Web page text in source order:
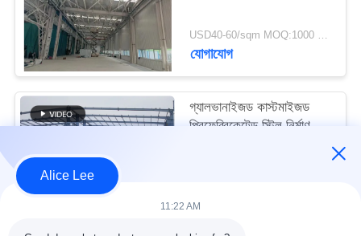
গোপনীয়তা
নীতি
USD40-60/sqm MOQ:1000 বর্গমিটার
যোগাযোগ
গ্যালভানাইজড কাস্টমাইজড
প্রিফেব্রিকেটেড স্টিল নির্মাণ
Alice Lee
11:22 AM